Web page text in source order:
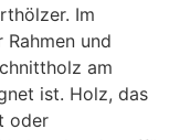
Im
und
am
ist. Holz, das
oder